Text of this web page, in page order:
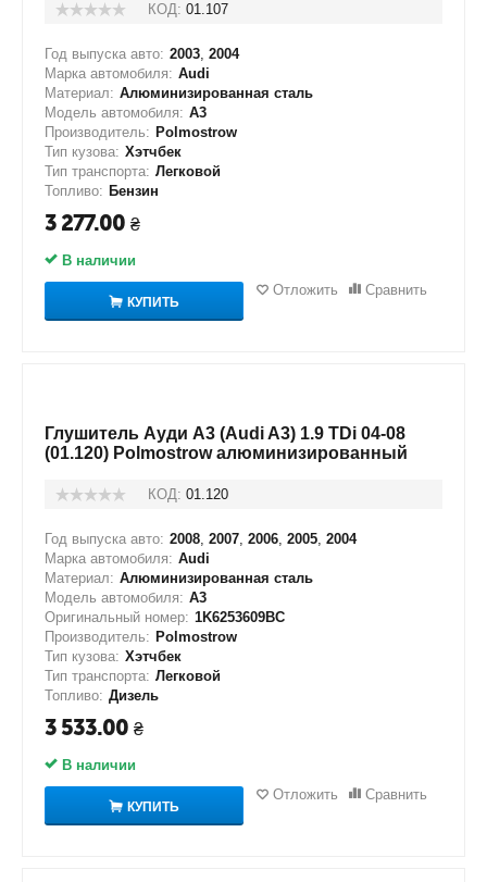
КОД: 01.107
Год выпуска авто: 2003, 2004
Марка автомобиля: Audi
Материал: Алюминизированная сталь
Модель автомобиля: A3
Производитель: Polmostrow
Тип кузова: Хэтчбек
Тип транспорта: Легковой
Топливо: Бензин
3 277.00 ₴
В наличии
КУПИТЬ
Отложить Сравнить
Глушитель Ауди А3 (Audi A3) 1.9 TDi 04-08
(01.120) Polmostrow алюминизированный
КОД: 01.120
Год выпуска авто: 2008, 2007, 2006, 2005, 2004
Марка автомобиля: Audi
Материал: Алюминизированная сталь
Модель автомобиля: A3
Оригинальный номер: 1K6253609BC
Производитель: Polmostrow
Тип кузова: Хэтчбек
Тип транспорта: Легковой
Топливо: Дизель
3 533.00 ₴
В наличии
КУПИТЬ
Отложить Сравнить